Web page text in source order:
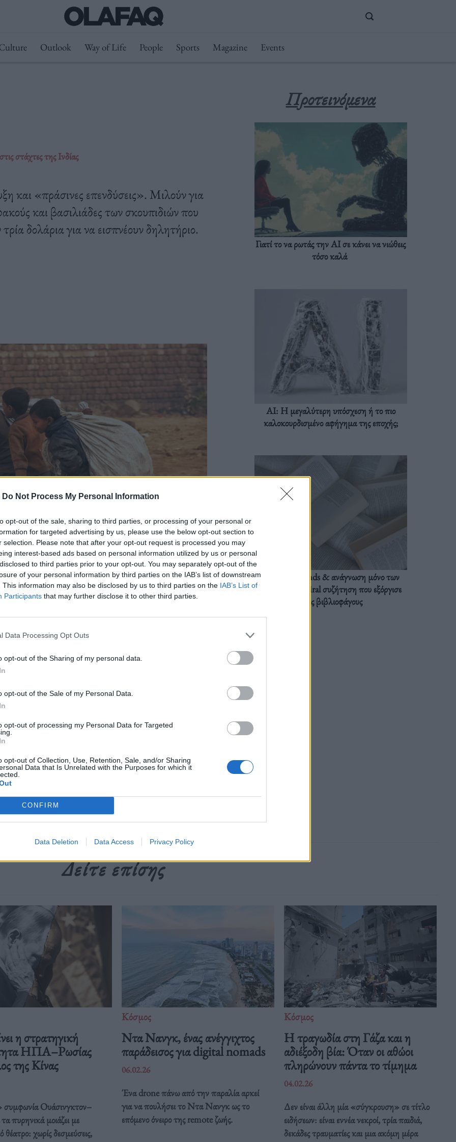
Do Not Process My Personal Information
opt-out of the sale, sharing to third parties, or processing of your personal or
for targeted advertising by us, please use the below opt-out section to
selection. Please note that after your opt-out request is processed you may
interest-based ads based on personal information utilized by us or personal
to third parties prior to your opt-out. You may separately opt-out of the
of your personal information by third parties on the IAB’s list of downstream
This information may also be disclosed by us to third parties on the IAB’s List of
Participants that may further disclose it to other third parties.
Data Processing Opt Outs
opt-out of the Sharing of my personal data.
opt-out of the Sale of my Personal Data.
opt-out of processing my Personal Data for Targeted
opt-out of Collection, Use, Retention, Sale, and/or Sharing
Data that Is Unrelated with the Purposes for which it
CONFIRM
Data Deletion Data Access Privacy Policy
Outlook Way of Life People Sports Magazine Events
στάχτες της Ινδίας
και «πράσινες επενδύσεις». Μιλούν για
και βασιλιάδες των σκουπιδιών που
δολάρια για να εισπνέουν δηλητήριο.
και «πράσινες επενδύσεις». Μιλούν
φακούς και βασιλιάδες των
παίρνουν τρία δολάρια για να
,Ινδία,Μάλικ,παγκόσμια απόβλητα
Προτεινόμενα
Γιατί το να ρωτάς την AI σε κάνει να νιώθεις
τόσο καλά
AI: Η μεγαλύτερη υπόσχεση ή το πιο
καλοκουρδισμένο αφήγημα της εποχής;
BookTok trends & ανάγνωση μόνο των
διαλόγων: Η viral συζήτηση που εξόργισε
τους βιβλιοφάγους
Δείτε επίσης
η στρατηγική
ΗΠΑ–Ρωσίας
της Κίνας
Ουάσινγκτον–
πυρηνικά μοιάζει με
θέατρο: χωρίς δεσμεύσεις,
Κόσμος
Ντα Νανγκ, ένας ανέγγιχτος
παράδεισος για digital nomads
06.02.26
Ένα drone πάνω από την παραλία αρκεί
για να πουλήσει το Ντα Νανγκ ως το
επόμενο όνειρο της remote ζωής.
Κόσμος
Η τραγωδία στη Γάζα και η
αδιέξοδη βία: Όταν οι αθώοι
πληρώνουν πάντα το τίμημα
04.02.26
Δεν είναι άλλη μία «σύγκρουση» σε τίτλο
ειδήσεων: είναι εννέα νεκροί, τρία παιδιά,
δεκάδες τραυματίες και μια ακόμη μέρα